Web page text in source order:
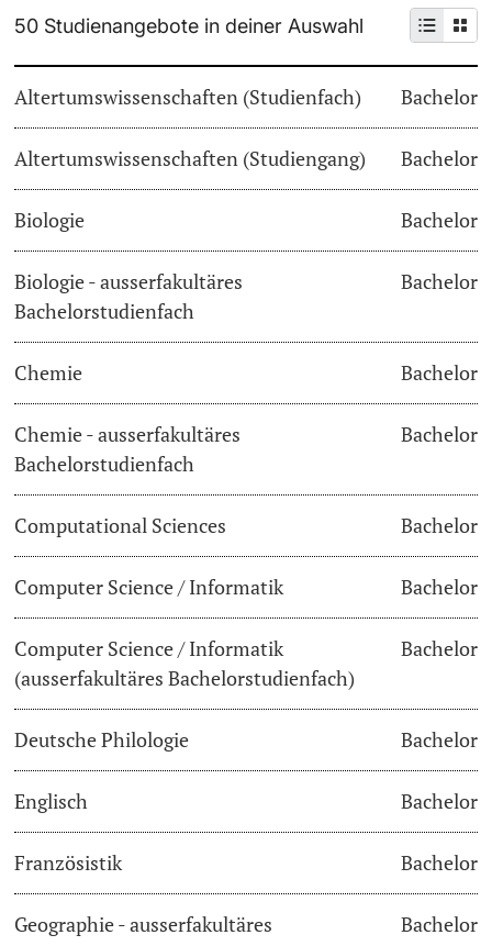
Doktorierende
Fördernde & Alumni
weitere Informationen
Dozierende
Informationen, Veranstaltungen & Schnuppern
Studienberatung
Studienfachberatung
Im Studium
Vorlesungsverzeichnis
Belegen
Termine & Fristen
Dokumente und Verifikation
«Start Smart»-Week
Mobilität
Campus Stories
Hörerinnen/Hörer
Student Life
Weiterbildung
Universität
50 Studienangebote in deiner Auswahl
Altertumswissenschaften (Studienfach) Bachelor
Altertumswissenschaften (Studiengang) Bachelor
Biologie Bachelor
Biologie - ausserfakultäres
Bachelorstudienfach
Bachelor
Chemie Bachelor
Chemie - ausserfakultäres
Bachelorstudienfach
Bachelor
Computational Sciences Bachelor
Computer Science / Informatik Bachelor
Computer Science / Informatik
(ausserfakultäres Bachelorstudienfach)
Bachelor
Deutsche Philologie Bachelor
Englisch Bachelor
Französistik Bachelor
Geographie - ausserfakultäres
Bachelor